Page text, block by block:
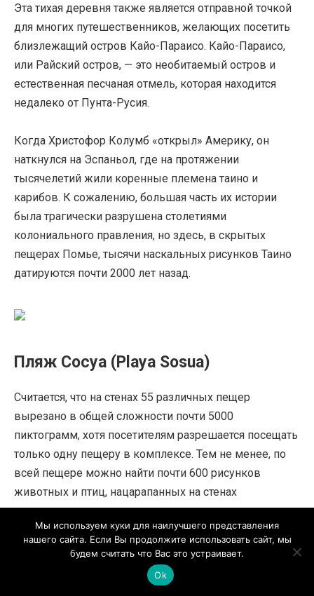
Эта тихая деревня также является отправной точкой
для многих путешественников, желающих посетить
близлежащий остров Кайо-Параисо. Кайо-Параисо,
или Райский остров, — это необитаемый остров и
естественная песчаная отмель, которая находится
недалеко от Пунта-Русия.
Когда Христофор Колумб «открыл» Америку, он
наткнулся на Эспаньол, где на протяжении
тысячелетий жили коренные племена таино и
карибов. К сожалению, большая часть их истории
была трагически разрушена столетиями
колониального правления, но здесь, в скрытых
пещерах Помье, тысячи наскальных рисунков Таино
датируются почти 2000 лет назад.
Пляж Сосуа (Playa Sosua)
Считается, что на стенах 55 различных пещер
вырезано в общей сложности почти 5000
пиктограмм, хотя посетителям разрешается посещать
только одну пещеру в комплексе. Тем не менее, по
всей пещере можно найти почти 600 рисунков
животных и птиц, нацарапанных на стенах
примитивными красками, сделанными из животного
жира и древесного угля.
Считается, что влага в подземных пещерах хорошо
сохранила рисунки. В то время как добыча
Мы используем куки для наилучшего представления
нашего сайта. Если Вы продолжите использовать сайт, мы
будем считать что Вас это устраивает.
Ok